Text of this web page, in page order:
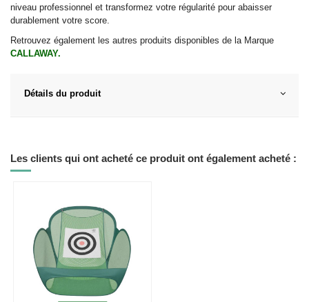
niveau professionnel et transformez votre régularité pour abaisser
durablement votre score.
Retrouvez également les autres produits disponibles de la Marque
CALLAWAY.
Détails du produit
Les clients qui ont acheté ce produit ont également acheté :